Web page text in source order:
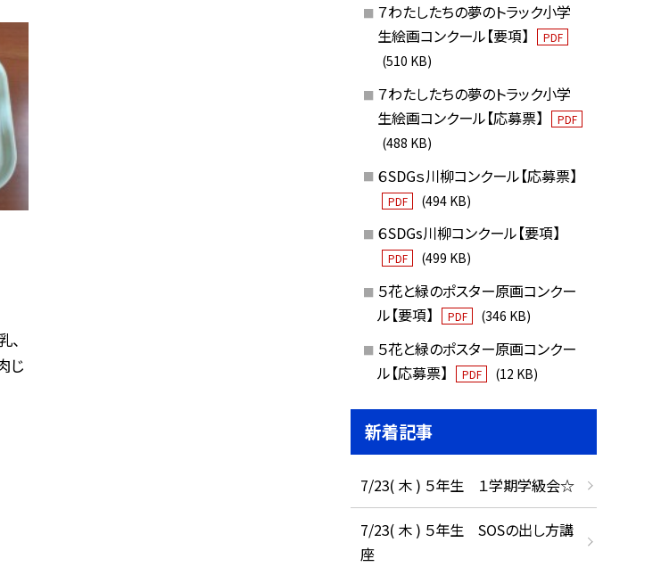
、
じ
７わたしたちの夢のトラック小学
生絵画コンクール【要項】
PDF
(510 KB)
７わたしたちの夢のトラック小学
生絵画コンクール【応募票】
PDF
(488 KB)
６SDGｓ川柳コンクール【応募票】
PDF (494 KB)
６SDGs川柳コンクール【要項】
PDF (499 KB)
５花と緑のポスター原画コンクー
ル【要項】
PDF (346 KB)
５花と緑のポスター原画コンクー
ル【応募票】
PDF (12 KB)
新着記事
7/23( 木 ) ５年生 １学期学級会☆
7/23( 木 ) ５年生 SOSの出し方講
座